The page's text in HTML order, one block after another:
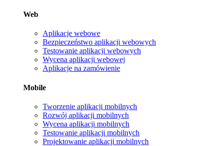
Web
Aplikacje webowe
Bezpieczeństwo aplikacji webowych
Testowanie aplikacji webowych
Wycena aplikacji webowej
Aplikacje na zamówienie
Mobile
Tworzenie aplikacji mobilnych
Rozwój aplikacji mobilnych
Wycena aplikacji mobilnych
Testowanie aplikacji mobilnych
Projektowanie aplikacji mobilnych